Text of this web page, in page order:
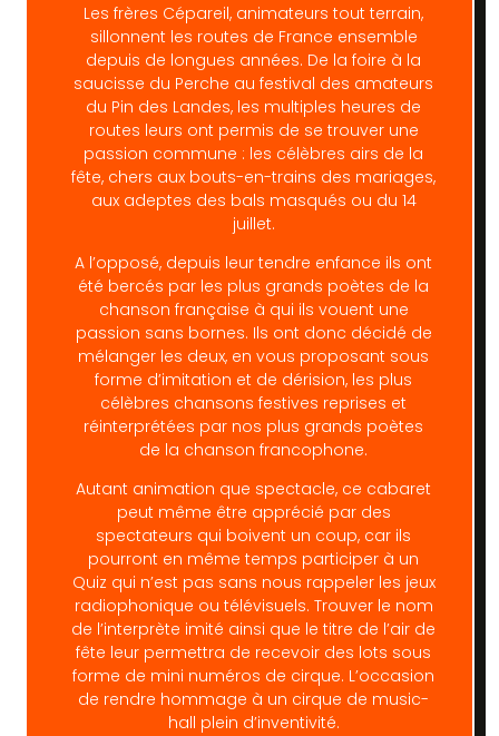
Les frères Cépareil, animateurs tout terrain,
sillonnent les routes de France ensemble
depuis de longues années. De la foire à la
saucisse du Perche au festival des amateurs
du Pin des Landes, les multiples heures de
routes leurs ont permis de se trouver une
passion commune : les célèbres airs de la
fête, chers aux bouts-en-trains des mariages,
aux adeptes des bals masqués ou du 14
juillet.
A l’opposé, depuis leur tendre enfance ils ont
été bercés par les plus grands poètes de la
chanson française à qui ils vouent une
passion sans bornes. Ils ont donc décidé de
mélanger les deux, en vous proposant sous
forme d’imitation et de dérision, les plus
célèbres chansons festives reprises et
réinterprétées par nos plus grands poètes
de la chanson francophone.
Autant animation que spectacle, ce cabaret
peut même être apprécié par des
spectateurs qui boivent un coup, car ils
pourront en même temps participer à un
Quiz qui n’est pas sans nous rappeler les jeux
radiophonique ou télévisuels. Trouver le nom
de l’interprète imité ainsi que le titre de l’air de
fête leur permettra de recevoir des lots sous
forme de mini numéros de cirque. L’occasion
de rendre hommage à un cirque de music-
hall plein d’inventivité.